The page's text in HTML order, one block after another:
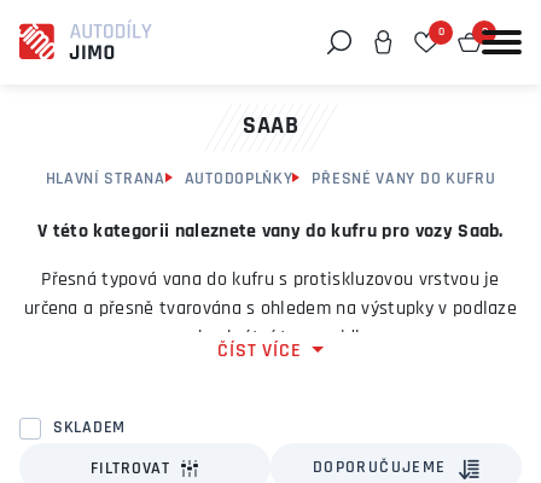
0 0
SAAB
HLAVNÍ STRANA AUTODOPLŇKY PŘESNÉ VANY DO KUFRU
V této kategorii naleznete vany do kufru pro vozy Saab.
Přesná typová vana do kufru s protiskluzovou vrstvou je
určena a přesně tvarována s ohledem na výstupky v podlaze
pro konkrétní typ vozidla.
Vana do kufru je vyrobena z omyvatelného materiálu,
ČÍST VÍCE
SKLADEM
FILTROVAT DOPORUČUJEME